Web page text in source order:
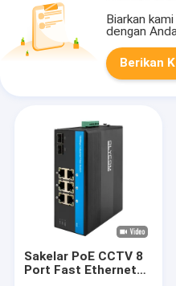
Biarkan
dengan
Berikan
Sakelar PoE CCTV 8
Port Fast Ethernet